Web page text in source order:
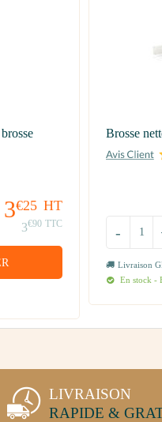
3€25 HT
3€90 TTC
Brosse
-
Livraison
En stock -
LIVRAISON
RAPIDE &